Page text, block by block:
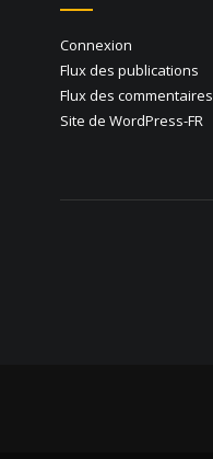
Connexion
Flux des publications
Flux des commentaires
Site de WordPress-FR